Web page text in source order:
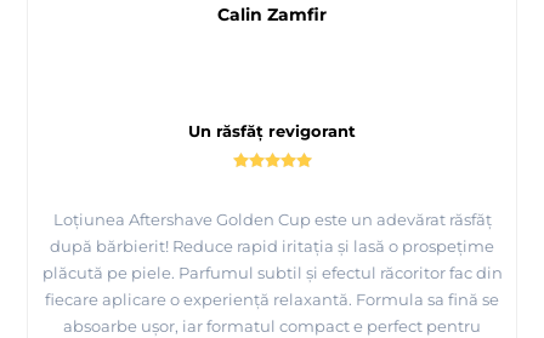
Un răsfăț revigorant
Loțiunea Aftershave Golden Cup este un adevărat răsfăț
după bărbierit! Reduce rapid iritația și lasă o prospețime
plăcută pe piele. Parfumul subtil și efectul răcoritor fac din
fiecare aplicare o experiență relaxantă. Formula sa fină se
absoarbe ușor, iar formatul compact e perfect pentru
Calin Zamfir